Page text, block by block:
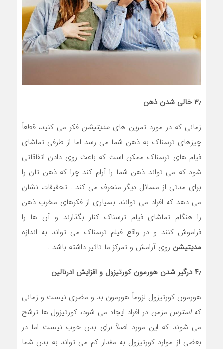
۳٫ خالی شدن ذهن
زمانی که در مورد تمرین های مدیتیشنفکر می کنید، قطعاً
چیزهای ترسناک به ذهن شما می رسد اما از طرفی تماشای
فیلم های ترسناک ممکن است که باعث روی دادن اتفاقاتی
شود که می تواند ذهن شما را آرام کند چرا که ذهن تان را
برای مدتی از مسائل دیگر منحرف می کند . تحقیقات نشان
می دهد که افراد می توانند بسیاری از فکرهای مخرب ذهن
را هنگام تماشای فیلم ترسناک کنار بگذارند و آن ها را
فراموش کنند و در واقع فیلم ترسناک می تواند به اندازه
مدیتیشن روی آرامش و تمرکز ما تاثیر داشته باشد .
۴٫ درگیر شدن هورمون کورتیزول و افزایش ادرنالین
هورمون کورتیزول لزوماً هورمون بد و مضری نیست و زمانی
کهاسترسمزمن در افراد ایجاد می شود، کورتیزول ها ترشح
می شوند که این مورد اصلاً برای بدن خوب نیست اما در
بعضی از موارد کورتیزول به مقدار کم می تواند به بدن شما